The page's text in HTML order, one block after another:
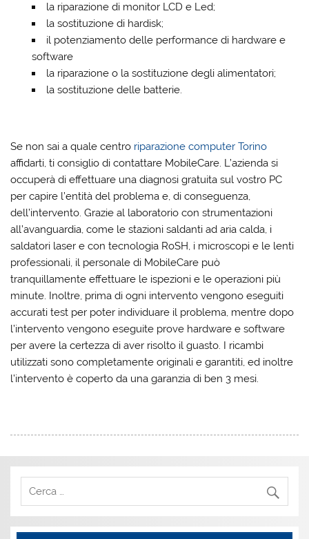
la riparazione di monitor LCD e Led;
la sostituzione di hardisk;
il potenziamento delle performance di hardware e
software
la riparazione o la sostituzione degli alimentatori;
la sostituzione delle batterie.
Se non sai a quale centro riparazione computer Torino
affidarti, ti consiglio di contattare MobileCare. L’azienda si
occuperà di effettuare una diagnosi gratuita sul vostro PC
per capire l’entità del problema e, di conseguenza,
dell’intervento. Grazie al laboratorio con strumentazioni
all’avanguardia, come le stazioni saldanti ad aria calda, i
saldatori laser e con tecnologia RoSH, i microscopi e le lenti
professionali, il personale di MobileCare può
tranquillamente effettuare le ispezioni e le operazioni più
minute. Inoltre, prima di ogni intervento vengono eseguiti
accurati test per poter individuare il problema, mentre dopo
l’intervento vengono eseguite prove hardware e software
per avere la certezza di aver risolto il guasto. I ricambi
utilizzati sono completamente originali e garantiti, ed inoltre
l’intervento è coperto da una garanzia di ben 3 mesi.